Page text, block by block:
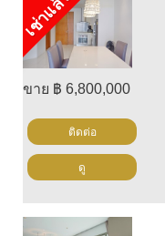
เช่าแล้ว
ขาย ฿ 6,800,000
ติดต่อ
ดู